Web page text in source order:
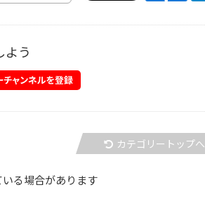
よう
カテゴリートップへ
る場合があります